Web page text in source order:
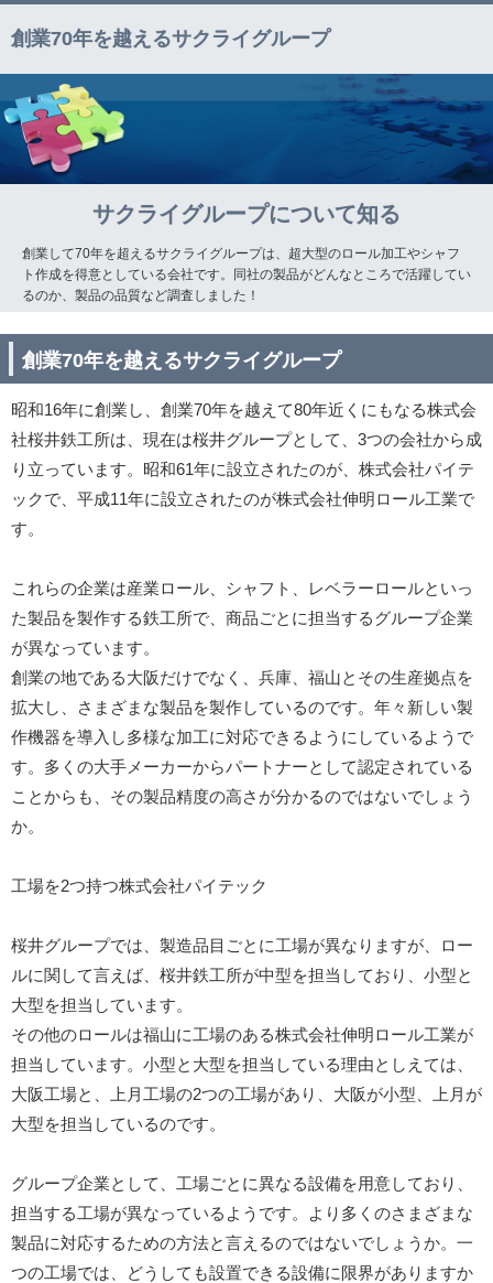
創業70年を越えるサクライグループ
サクライグループについて知る
創業して70年を超えるサクライグループは、超大型のロール加工やシャフ
ト作成を得意としている会社です。同社の製品がどんなところで活躍してい
るのか、製品の品質など調査しました！
創業70年を越えるサクライグループ
昭和16年に創業し、創業70年を越えて80年近くにもなる株式会
社桜井鉄工所は、現在は桜井グループとして、3つの会社から成
り立っています。昭和61年に設立されたのが、株式会社パイテ
ックで、平成11年に設立されたのが株式会社伸明ロール工業で
す。
これらの企業は産業ロール、シャフト、レベラーロールといっ
た製品を製作する鉄工所で、商品ごとに担当するグループ企業
が異なっています。
創業の地である大阪だけでなく、兵庫、福山とその生産拠点を
拡大し、さまざまな製品を製作しているのです。年々新しい製
作機器を導入し多様な加工に対応できるようにしているようで
す。多くの大手メーカーからパートナーとして認定されている
ことからも、その製品精度の高さが分かるのではないでしょう
か。
工場を2つ持つ株式会社パイテック
桜井グループでは、製造品目ごとに工場が異なりますが、ロー
ルに関して言えば、桜井鉄工所が中型を担当しており、小型と
大型を担当しています。
その他のロールは福山に工場のある株式会社伸明ロール工業が
担当しています。小型と大型を担当している理由としえては、
大阪工場と、上月工場の2つの工場があり、大阪が小型、上月が
大型を担当しているのです。
グループ企業として、工場ごとに異なる設備を用意しており、
担当する工場が異なっているようです。より多くのさまざまな
製品に対応するための方法と言えるのではないでしょうか。一
つの工場では、どうしても設置できる設備に限界がありますか